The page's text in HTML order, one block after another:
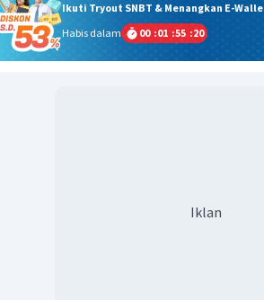
Ikuti Tryout SNBT & Menangkan E-
Habis dalam
00 :01 :55 :19
Iklan